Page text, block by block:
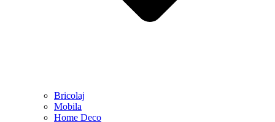
Bricolaj
Mobila
Home Deco